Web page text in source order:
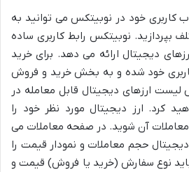
کاربری خود در نوبیتکس می توانید به
بپردازید. نوبیتکس رابط کاربری ساده
دیجیتال ارائه می دهد. برای خرید
خود شده و به بخش خرید و فروش
ارزهای دیجیتال قابل معامله در
کرد. ارز دیجیتال مورد نظر خود را
معاملات آن شوید. در صفحه معاملات می
حجم معاملات و نمودار قیمت را
نوع سفارش (خرید یا فروش) قیمت و